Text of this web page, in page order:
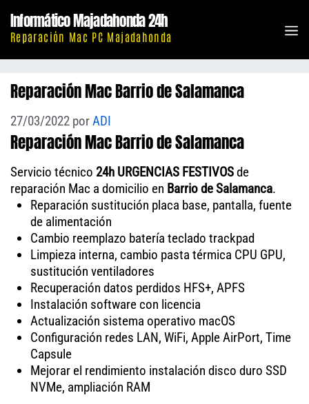
contenido
Informático Majadahonda 24h
Reparación Mac PC Majadahonda
Reparación Mac Barrio de Salamanca
27/03/2022 porADI
Reparación Mac Barrio de Salamanca
Servicio técnico 24h URGENCIAS FESTIVOSde
reparación Mac a domicilio en Barrio de Salamanca.
Reparación sustitución placa base, pantalla, fuente
de alimentación
Cambio reemplazo batería teclado trackpad
Limpieza interna, cambio pasta térmica CPU GPU,
sustitución ventiladores
Recuperación datos perdidos HFS+, APFS
Instalación software con licencia
Actualización sistema operativo macOS
Configuración redes LAN, WiFi, Apple AirPort, Time
Capsule
Mejorar el rendimiento instalación disco duro SSD
NVMe, ampliación RAM